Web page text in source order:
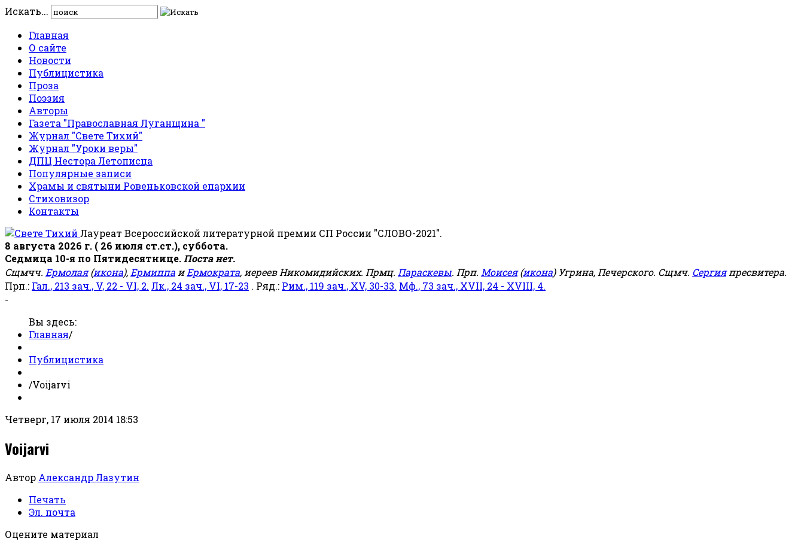
Искать...
Главная
О сайте
Новости
Публицистика
Проза
Поэзия
Авторы
Газета "Православная Луганщина "
Журнал "Свете Тихий"
Журнал "Уроки веры"
ДПЦ Нестора Летописца
Популярные записи
Храмы и святыни Ровеньковской епархии
Стиховизор
Контакты
Лауреат Всероссийской литературной премии СП России "СЛОВО-2021".
8 августа 2026 г. ( 26 июля ст.ст.), суббота.
Седмица 10-я по Пятидесятнице. Поста нет.
Сщмчч. Ермолая(икона), Ермиппа иЕрмократа, иереев Никомидийских. Прмц. Параскевы. Прп. Моисея(икона) Угрина, Печерского. Сщмч. Сергияпресвитера.
Прп.: Гал., 213 зач., V, 22 - VI, 2. Лк., 24 зач., VI, 17-23 . Ряд.: Рим., 119 зач., XV, 30-33. Мф., 73 зач., XVII, 24 - XVIII, 4.
-
Вы здесь:
Главная/
Публицистика
/Voijarvi
Четверг, 17 июля 2014 18:53
Voijarvi
Автор Александр Лазутин
Печать
Эл. почта
Оцените материал